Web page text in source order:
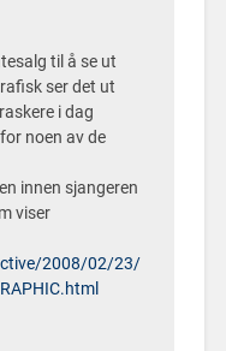
til å se ut
ser det ut
i dag
noen av de
innen sjangeren
viser
2008/02/23/